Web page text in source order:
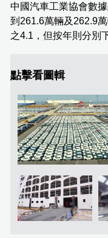
中國汽車工業協會數
到261.6萬輛及262.9
之4.1，但按年則分別
點擊看圖輯